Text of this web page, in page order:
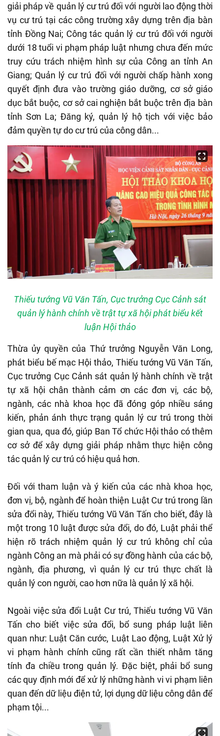
giải pháp về quản lý cư trú đối với người lao động thời
vụ cư trú tại các công trường xây dựng trên địa bàn
tỉnh Đồng Nai; Công tác quản lý cư trú đối với người
dưới 18 tuổi vi phạm pháp luật nhưng chưa đến mức
truy cứu trách nhiệm hình sự của Công an tỉnh An
Giang; Quản lý cư trú đối với người chấp hành xong
quyết định đưa vào trường giáo dưỡng, cơ sở giáo
dục bắt buộc, cơ sở cai nghiện bắt buộc trên địa bàn
tỉnh Sơn La; Đăng ký, quản lý hộ tịch với việc bảo
đảm quyền tự do cư trú của công dân...
Thiếu tướng Vũ Văn Tấn, Cục trưởng Cục Cảnh sát
quản lý hành chính về trật tự xã hội phát biểu kết
luận Hội thảo
Thừa ủy quyền của Thứ trưởng Nguyễn Văn Long,
phát biểu bế mạc Hội thảo, Thiếu tướng Vũ Văn Tấn,
Cục trưởng Cục Cảnh sát quản lý hành chính về trật
tự xã hội chân thành cảm ơn các đơn vị, các bộ,
ngành, các nhà khoa học đã đóng góp nhiều sáng
kiến, phản ánh thực trạng quản lý cư trú trong thời
gian qua, qua đó, giúp Ban Tổ chức Hội thảo có thêm
cơ sở để xây dựng giải pháp nhằm thực hiện công
tác quản lý cư trú có hiệu quả hơn.
Đối với tham luận và ý kiến của các nhà khoa học,
đơn vị, bộ, ngành để hoàn thiện Luật Cư trú trong lần
sửa đổi này, Thiếu tướng Vũ Văn Tấn cho biết, đây là
một trong 10 luật được sửa đổi, do đó, Luật phải thể
hiện rõ trách nhiệm quản lý cư trú không chỉ của
ngành Công an mà phải có sự đồng hành của các bộ,
ngành, địa phương, vì quản lý cư trú thực chất là
quản lý con người, cao hơn nữa là quản lý xã hội.
Ngoài việc sửa đổi Luật Cư trú, Thiếu tướng Vũ Văn
Tấn cho biết việc sửa đổi, bổ sung pháp luật liên
quan như: Luật Căn cước, Luật Lao động, Luật Xử lý
vi phạm hành chính cũng rất cần thiết nhằm tăng
tính đa chiều trong quản lý. Đặc biệt, phải bổ sung
các quy định mới để xử lý những hành vi vi phạm liên
quan đến dữ liệu điện tử, lợi dụng dữ liệu công dân để
phạm tội...